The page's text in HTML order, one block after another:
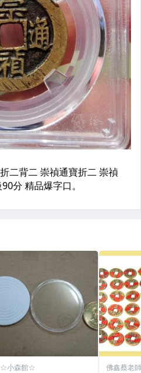
☆小森館☆ 佛鑫蔡老